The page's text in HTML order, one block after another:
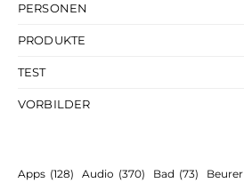
PERSONEN
PRODUKTE
TEST
VORBILDER
Apps (128) Audio (370) Bad (73) Beurer